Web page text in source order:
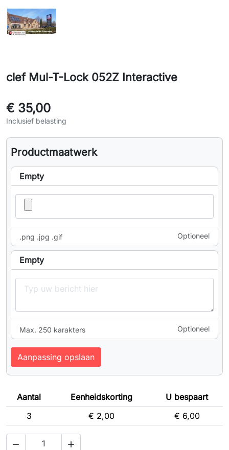
clef Mul-T-Lock 052Z Interactive
€ 35,00
Inclusief belasting
Productmaatwerk
Empty
.png .jpg .gif Optioneel
Empty
Max. 250 karakters Optioneel
Aanpassing opslaan
Aantal Eenheidskorting
U bespaart
3
€ 2,00 € 6,00
 